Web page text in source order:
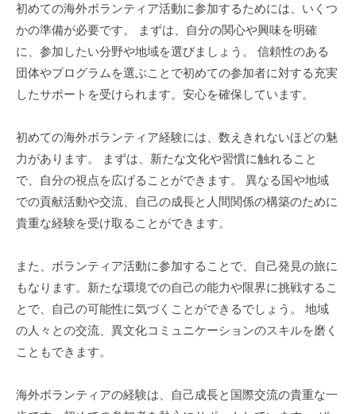
初めての海外ボランティア活動に参加するためには、いくつ
かの準備が必要です。 まずは、自分の関心や興味を明確
に、参加したい分野や地域を選びましょう。 信頼性のある
団体やプログラムを選ぶことで初めての参加者に対する充実
したサポートを受けられます。安心を確保しています。
初めての海外ボランティア経験には、数えきれないほどの魅
力があります。 まずは、新たな文化や習慣に触れること
で、自分の視点を広げることができます。 異なる国や地域
での貢献活動や交流、自己の成長と人間関係の構築のために
貴重な経験を受け取ることができます。
また、ボランティア活動に参加することで、自己発見の旅に
もなります。新たな環境での自己の能力や限界に挑戦するこ
とで、自己の可能性に気づくことができるでしょう。 地域
の人々との交流、異文化コミュニケーションのスキルを磨く
こともできます。
海外ボランティアの経験は、自己成長と国際交流の貴重な一